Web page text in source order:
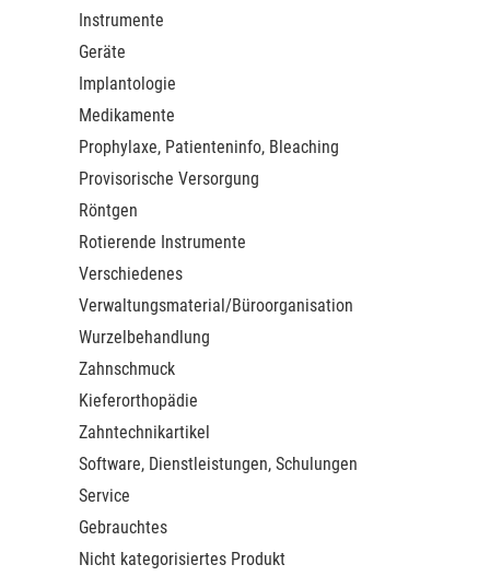
Instrumente
Geräte
Implantologie
Medikamente
Prophylaxe, Patienteninfo, Bleaching
Provisorische Versorgung
Röntgen
Rotierende Instrumente
Verschiedenes
Verwaltungsmaterial/Büroorganisation
Wurzelbehandlung
Zahnschmuck
Kieferorthopädie
Zahntechnikartikel
Software, Dienstleistungen, Schulungen
Service
Gebrauchtes
Nicht kategorisiertes Produkt